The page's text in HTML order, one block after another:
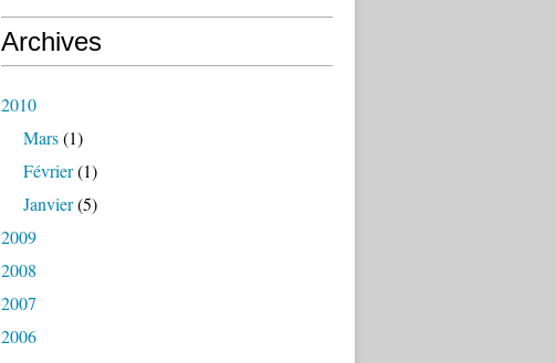
Archives
2010
Mars(1)
Février(1)
Janvier(5)
2009
2008
2007
2006